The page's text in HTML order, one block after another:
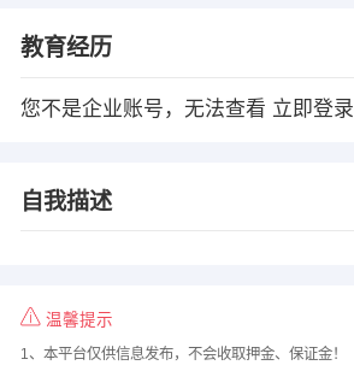
教育经历
您不是企业账号，无法查看 立即登录
自我描述
温馨提示
1、本平台仅供信息发布，不会收取押金、保证金！